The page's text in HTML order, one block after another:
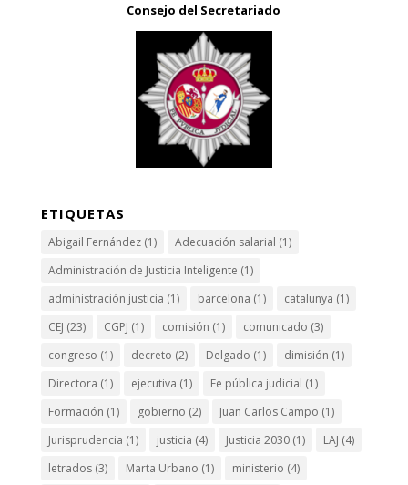
Consejo del Secretariado
ETIQUETAS
Abigail Fernández(1) Adecuación salarial (1)
Administración de Justicia Inteligente (1)
administración justicia (1) barcelona (1) catalunya (1)
CEJ (23) CGPJ (1) comisión (1) comunicado (3)
congreso (1) decreto (2) Delgado (1) dimisión (1)
Directora (1) ejecutiva (1) Fe pública judicial (1)
Formación (1) gobierno (2) Juan Carlos Campo (1)
Jurisprudencia (1) justicia (4) Justicia 2030(1) LAJ (4)
letrados(3) Marta Urbano (1) ministerio (4)